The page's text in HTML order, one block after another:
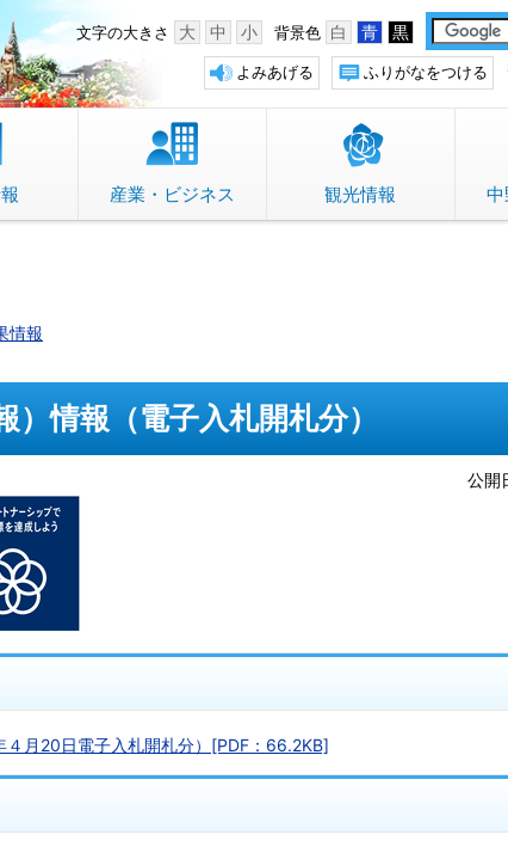
のふるさと 背景色 白 青 黒
文字の大きさ 大 中 小
ふりがなをつける
よみあげる
産業・ビジネス 観光情報 中
情報
）情報（電子入札開札分）
公開
４月20日電子入札開札分）[PDF：66.2KB]